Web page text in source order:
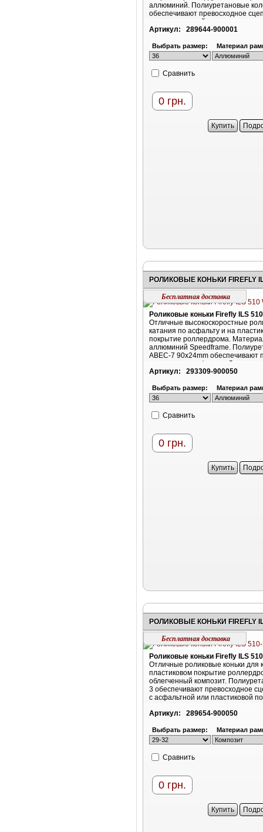
аллюминий. Полиуретановые
обеспечивают превосходное
или пластиковой поверхностью
Артикул:
289644-900001
Выбрать размер: Материал
Cравнить
0 грн.
Купить
Бесплатная доставка
Роликовые коньки Firefly ILS
Отличные высокоскоростные
катания по асфальту и на
покрытие роллердрома.
аллюминий Speedframe.
ABEC-7 90x24mm обеспечивают
сцепление с асфальтной или
пластиковой поверхностью
Артикул: 293309-900050
Выбрать размер: Материал
Cравнить
0 грн.
Купить
РОЛИКОВЫЕ КОНЬКИ FIREFLY
Бесплатная доставка
Роликовые коньки Firefly ILS 510
Отличные роликовые коньки для
пластиковом покрытие
облегченный композит.
3 обеспечивают превосходное
с асфальтной или пластиковой
Артикул:
289654-900050
Выбрать размер: Материал
Cравнить
0 грн.
Купить